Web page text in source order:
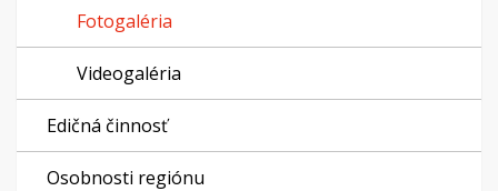
Fotogaléria
Videogaléria
Edičná činnosť
Osobnosti regiónu